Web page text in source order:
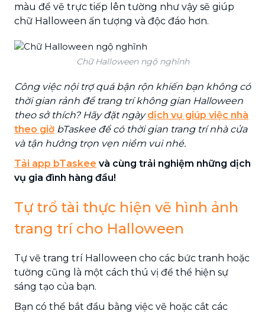
màu để vẽ trực tiếp lên tường như vậy sẽ giúp
chữ Halloween ấn tượng và độc đáo hơn.
Chữ Halloween ngộ nghĩnh
Công việc nội trợ quá bận rộn khiến bạn không có
thời gian rảnh để trang trí không gian Halloween
theo sở thích? Hãy đặt ngàydịch vụ giúp việc nhà
theo giờ bTaskee để có thời gian trang trí nhà cửa
và tận hưởng trọn vẹn niềm vui nhé.
Tải app bTaskee và cùng trải nghiệm những dịch
vụ gia đình hàng đầu!
Tự trổ tài thực hiện vẽ hình ảnh
trang trí cho Halloween
Tự vẽ trang trí Halloween cho các bức tranh hoặc
tường cũng là một cách thú vị để thể hiện sự
sáng tạo của bạn.
Bạn có thể bắt đầu bằng việc vẽ hoặc cắt các